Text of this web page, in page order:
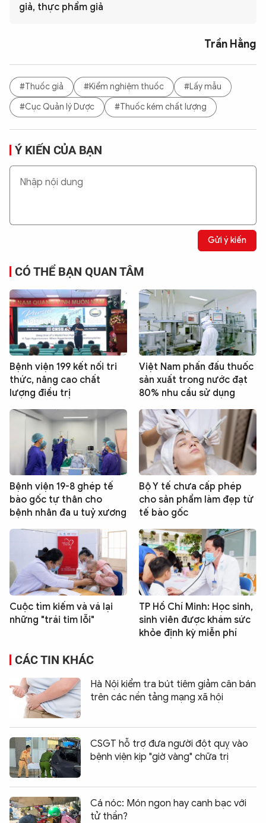
giả, thực phẩm giả
Trần Hằng
#Thuốc giả #Kiểm nghiệm thuốc
#Lấy mẫu
#Cục Quản lý Dược
#Thuốc kém chất lượng
Ý KIẾN CỦA BẠN
Gửi ý kiến
CÓ THỂ BẠN QUAN TÂM
Bệnh viện 199 kết nối tri
thức, nâng cao chất
lượng điều trị
Việt Nam phấn đấu thuốc
sản xuất trong nước đạt
80% nhu cầu sử dụng
Bệnh viện 19-8 ghép tế
bào gốc tự thân cho
bệnh nhân đa u tuỷ xương
Bộ Y tế chưa cấp phép
cho sản phẩm làm đẹp từ
tế bào gốc
Cuộc tìm kiếm và vá lại
những "trái tim lỗi"
TP Hồ Chí Minh: Học sinh,
sinh viên được khám sức
khỏe định kỳ miễn phí
CÁC TIN KHÁC
Hà Nội kiểm tra bút tiêm giảm cân bán
trên các nền tảng mạng xã hội
CSGT hỗ trợ đưa người đột quỵ vào
bệnh viện kịp "giờ vàng" chữa trị
Cá nóc: Món ngon hay canh bạc với
tử thần?